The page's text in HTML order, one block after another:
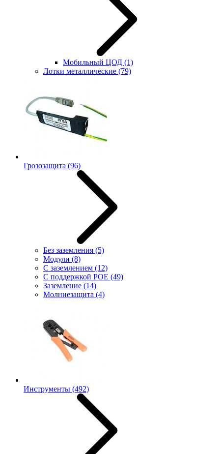
Мобильный ЦОД (1)
Лотки металлические (79)
Грозозащита (96)
Без заземления (5)
Модули (8)
С заземлением (12)
С поддержкой POE (49)
Заземление (14)
Молниезащита (4)
Инструменты (492)